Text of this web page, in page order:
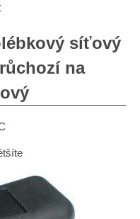
síťový
na